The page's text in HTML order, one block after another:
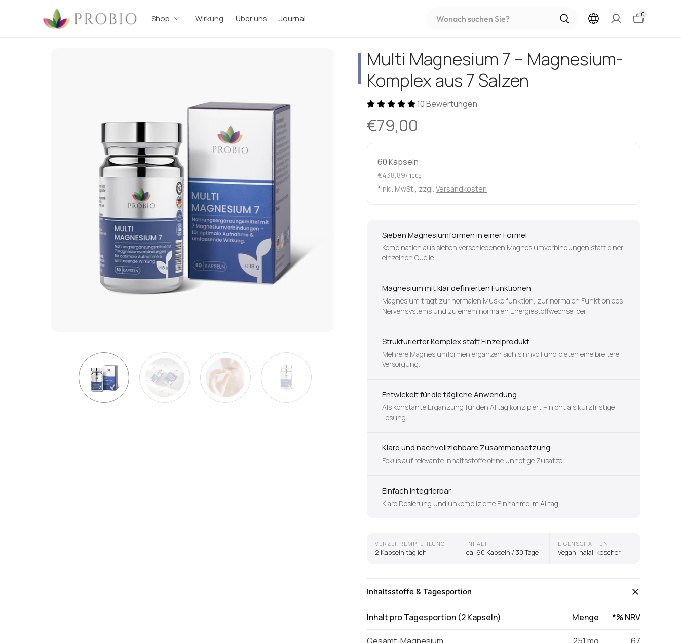
Shop Wirkung Über uns Journal
suchen
0
Multi Magnesium 7 – Magnesium-
Komplex aus 7 Salzen
10 Bewertungen
€79,00
60 Kapseln
€438,89/ 100g
*inkl. MwSt., zzgl. Versandkosten
Sieben Magnesiumformen in einer Formel
Kombination aus sieben verschiedenen Magnesiumverbindungen statt einer
einzelnen Quelle.
Magnesium mit klar definierten Funktionen
Magnesium trägt zur normalen Muskelfunktion, zur normalen Funktion des
Nervensystems und zu einem normalen Energiestoffwechsel bei.
Strukturierter Komplex statt Einzelprodukt
Mehrere Magnesiumformen ergänzen sich sinnvoll und bieten eine breitere
Versorgung.
Entwickelt für die tägliche Anwendung
Als konstante Ergänzung für den Alltag konzipiert – nicht als kurzfristige
Lösung.
Klare und nachvollziehbare Zusammensetzung
Fokus auf relevante Inhaltsstoffe ohne unnötige Zusätze.
Einfach integrierbar
Klare Dosierung und unkomplizierte Einnahme im Alltag.
VERZEHREMPFEHLUNG
2 Kapseln täglich
INHALT
ca. 60 Kapseln / 30 Tage
EIGENSCHAFTEN
Vegan, halal, koscher
Inhaltsstoffe & Tagesportion
Inhalt pro Tagesportion (2 Kapseln) Menge *% NRV